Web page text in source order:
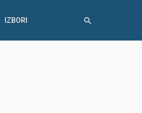
IZBORI